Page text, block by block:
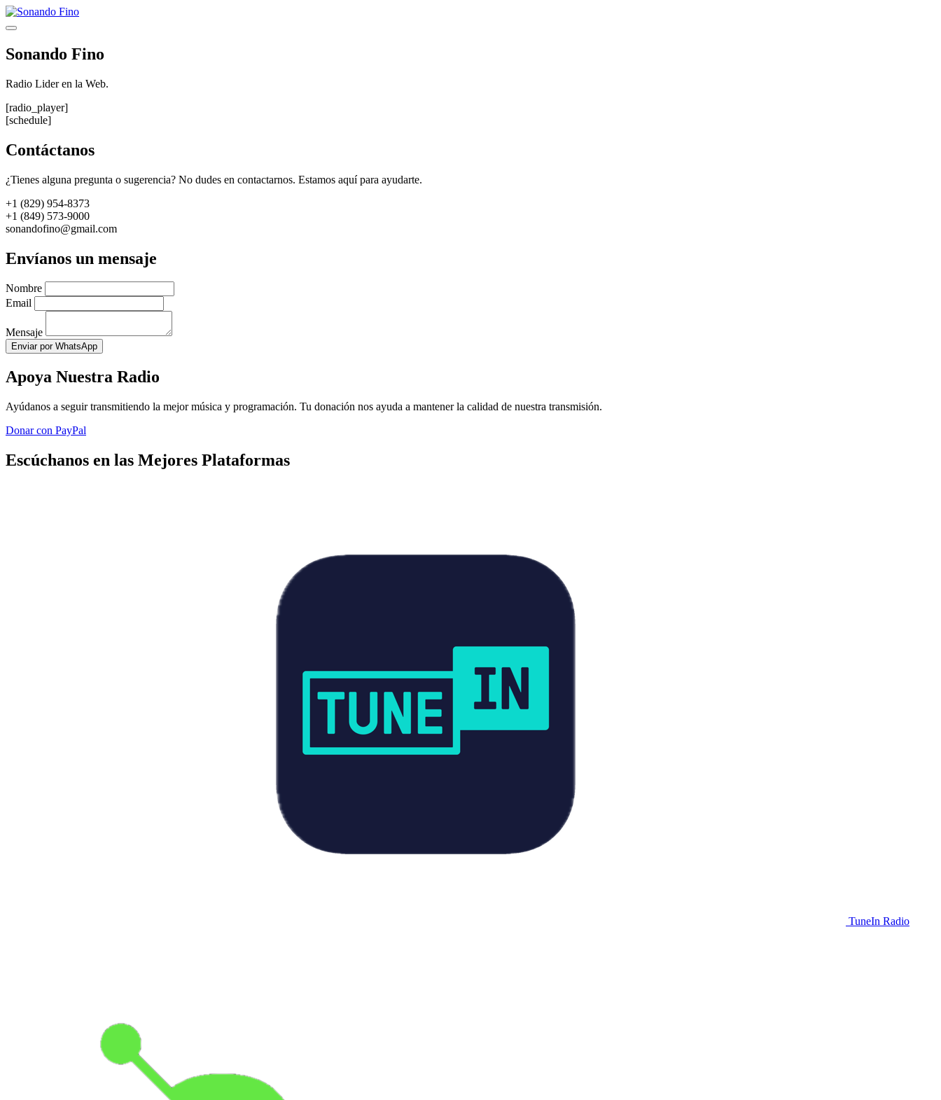
Saltar
al
Menú
Sonando Fino
Radio Lider en la Web.
[radio_player]
[schedule]
Contáctanos
¿Tienes alguna pregunta o sugerencia? No dudes en contactarnos. Estamos aquí para ayudarte.
+1 (829) 954-8373
+1 (849) 573-9000
sonandofino@gmail.com
Envíanos un mensaje
Nombre
Email
Mensaje
Enviar por WhatsApp
Apoya Nuestra Radio
Ayúdanos a seguir transmitiendo la mejor música y programación. Tu donación nos ayuda a mantener la calidad de nuestra transmisión.
Donar con PayPal
Escúchanos en las Mejores Plataformas
TuneIn Radio